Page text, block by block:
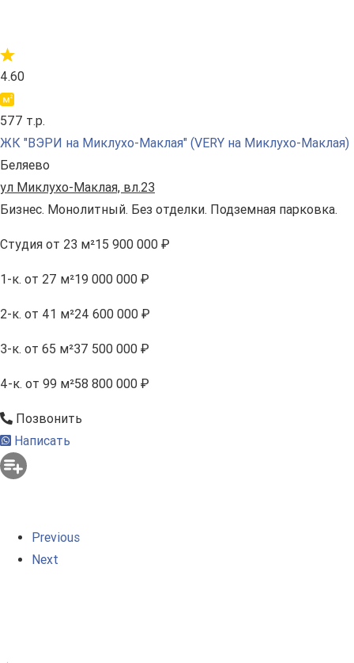
4.60
577 т.р.
ЖК "ВЭРИ на Миклухо-Маклая" (VERY на Миклухо-Маклая)
Беляево
ул Миклухо-Маклая, вл.23
Бизнес. Монолитный. Без отделки. Подземная парковка.
Студия от 23 м²15 900 000 ₽
1-к. от 27 м²19 000 000 ₽
2-к. от 41 м²24 600 000 ₽
3-к. от 65 м²37 500 000 ₽
4-к. от 99 м²58 800 000 ₽
Позвонить
Написать
Previous
Next